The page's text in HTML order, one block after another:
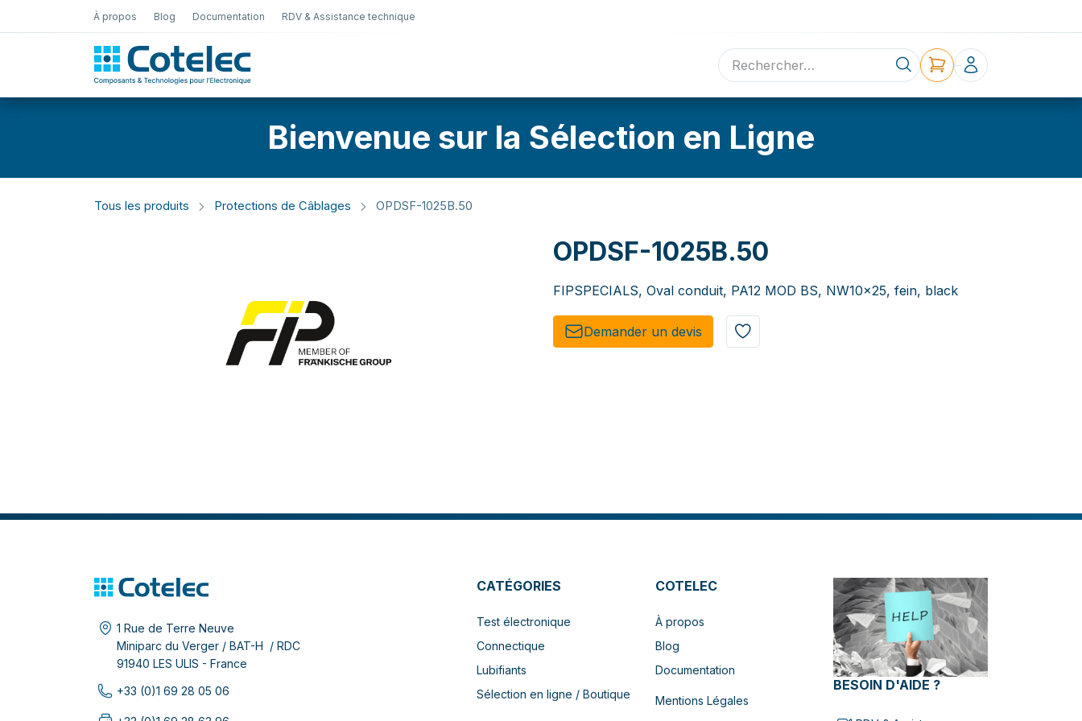
À propos Blog Documentation RDV & Assistance technique
Sélection en ligne Contact
Bienvenue sur la Sélection en Ligne
Tous les produits Protections de Câblages OPDSF-1025B.50
OPDSF-1025B.50
FIPSPECIALS, Oval conduit, PA12 MOD BS, NW10x25, fein, black
Demander un de​​vis​​
1 Rue de Terre Neuve
Miniparc du Verger / BAT-H / RDC
91940 LES ULIS - France
+33 (0)1 69 28 05 06
CATÉGORIES
Test électronique
Connectique
Lubifiants
Sélection en ligne / Boutique
COTELEC
À propos
Blog
Documentation
Mentions Légales
BESOIN D'AIDE ?